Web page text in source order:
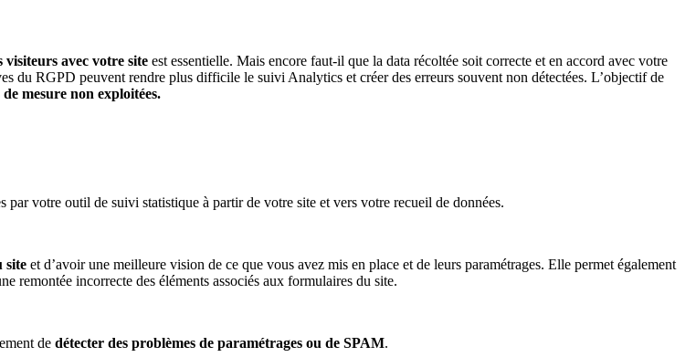
visiteurs avec votre site est essentielle. Mais encore faut-il que la data récoltée soit correcte et en accord avec votre
du RGPD peuvent rendre plus difficile le suivi Analytics et créer des erreurs souvent non détectées. L’objectif de
mesure non exploitées.
votre outil de suivi statistique à partir de votre site et vers votre recueil de données.
site et d’avoir une meilleure vision de ce que vous avez mis en place et de leurs paramétrages. Elle permet également
remontée incorrecte des éléments associés aux formulaires du site.
de détecter des problèmes de paramétrages ou de SPAM.